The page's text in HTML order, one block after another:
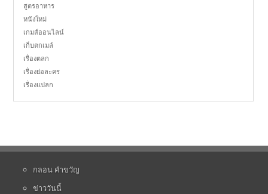
สูตรอาหาร
หนังใหม่
เกมส์ออนไลน์
เก็บตกเมล์
เรื่องตลก
เรื่องย่อละคร
เรื่องแปลก
กลอน คำขวัญ
ข่าววันนี้